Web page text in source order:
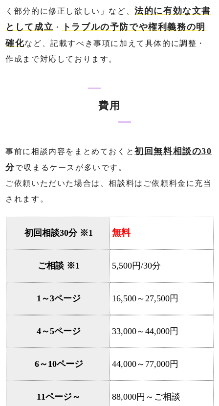
く部分的に修正し欲しい」など、法的に有効な文書
として成立 ・
トラブルの予防でや権利義務の明
確化など、記載すべき事項に加えて具体的に調整・
作成まで対応しております。
費用
事前に相談内容をまとめておくと初回無料相談の30
分で収まるケースが多いです。
ご依頼いただいた場合は、相談料はご依頼料金に充当
されます。
初回相談30分 ※1 無料
ご相談 ※1 5,500円/30分
1～3ページ 16,500～27,500円
4～5ページ 33,000～44,000円
6～10ページ 44,000～77,000円
11ページ～ 88,000円～ご相談